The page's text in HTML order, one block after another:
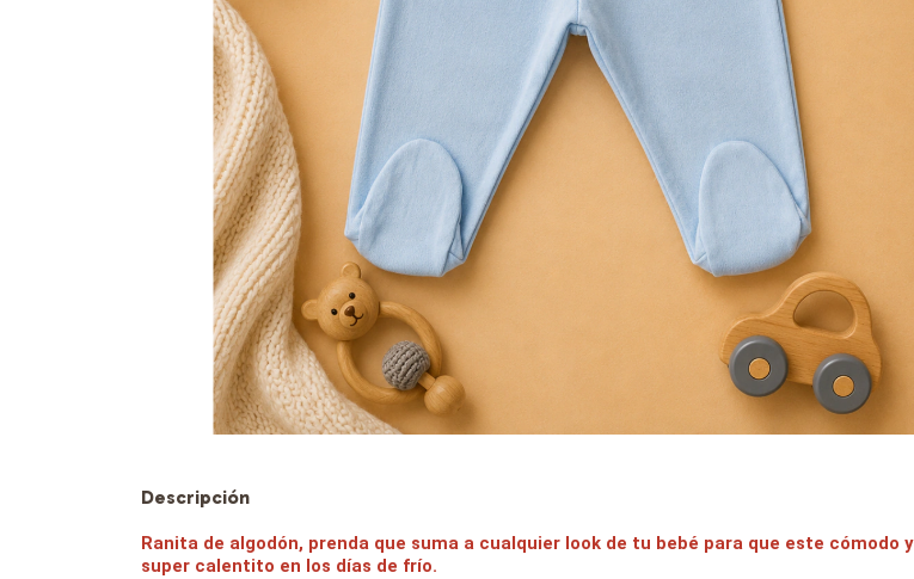
Descripción
Ranita de algodón, prenda que suma a cualquier look de tu bebé para que este cómodo y
super calentito en los días de frío.